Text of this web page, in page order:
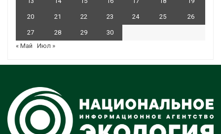
20 21 22 23 24 25 26
27 28 29
30
« Май
Июл »